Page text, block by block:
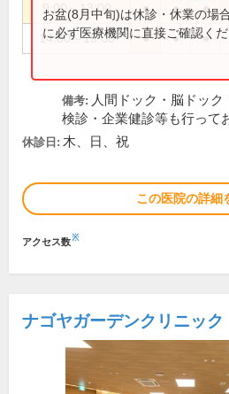
9:00～13:00 ● ● ●
14:00～18:00 ● ● ●
お盆(8月中旬)は休診・休業の場
に必ず医療機関に直接ご確認くだ
備考: 人間ドック・脳ドッ
検診・企業健診等も行って
休診日: 木、日、祝
この医院の詳細
アクセス数※
ナゴヤガーデンクリニック